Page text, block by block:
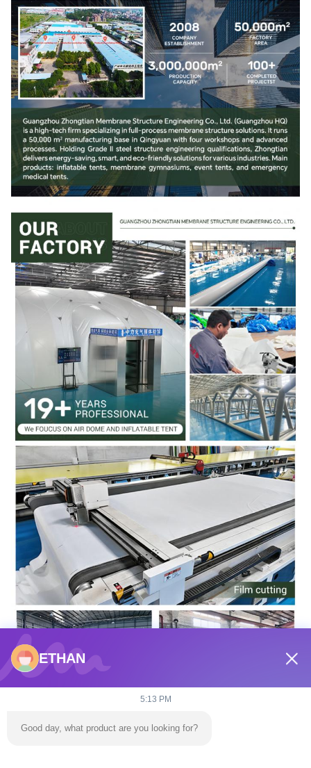
ETHAN
5:13 PM
Good day, what product are you looking for?